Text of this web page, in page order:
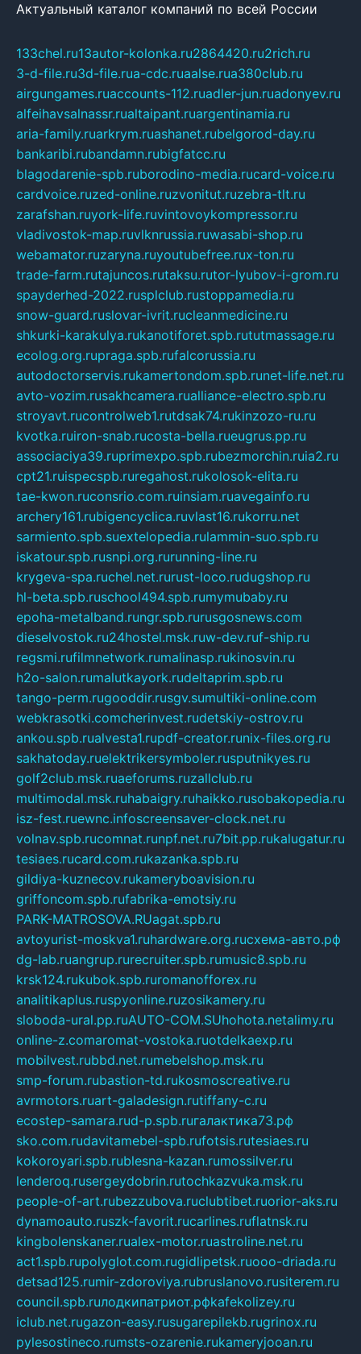
Актуальный каталог компаний по всей России
133chel.ru13autor-kolonka.ru2864420.ru2rich.ru
3-d-file.ru3d-file.rua-cdc.ruaalse.rua380club.ru
airgungames.ruaccounts-112.ruadler-jun.ruadonyev.ru
alfeihavsalnassr.rualtaipant.ruargentinamia.ru
aria-family.ruarkrym.ruashanet.rubelgorod-day.ru
bankaribi.rubandamn.rubigfatcc.ru
blagodarenie-spb.ruborodino-media.rucard-voice.ru
cardvoice.ruzed-online.ruzvonitut.ruzebra-tlt.ru
zarafshan.ruyork-life.ruvintovoykompressor.ru
vladivostok-map.ruvlknrussia.ruwasabi-shop.ru
webamator.ruzaryna.ruyoutubefree.rux-ton.ru
trade-farm.rutajuncos.rutaksu.rutor-lyubov-i-grom.ru
spayderhed-2022.rusplclub.rustoppamedia.ru
snow-guard.ruslovar-ivrit.rucleanmedicine.ru
shkurki-karakulya.rukanotiforet.spb.rututmassage.ru
ecolog.org.rupraga.spb.rufalcorussia.ru
autodoctorservis.rukamertondom.spb.runet-life.net.ru
avto-vozim.rusakhcamera.rualliance-electro.spb.ru
stroyavt.rucontrolweb1.rutdsak74.rukinzozo-ru.ru
kvotka.ruiron-snab.rucosta-bella.rueugrus.pp.ru
associaciya39.ruprimexpo.spb.rubezmorchin.ruia2.ru
cpt21.ruispecspb.ruregahost.rukolosok-elita.ru
tae-kwon.ruconsrio.com.ruinsiam.ruavegainfo.ru
archery161.rubigencyclica.ruvlast16.rukorru.net
sarmiento.spb.suextelopedia.rulammin-suo.spb.ru
iskatour.spb.rusnpi.org.rurunning-line.ru
krygeva-spa.ruchel.net.rurust-loco.rudugshop.ru
hl-beta.spb.ruschool494.spb.rumymubaby.ru
epoha-metalband.rungr.spb.rurusgosnews.com
dieselvostok.ru24hostel.msk.ruw-dev.ruf-ship.ru
regsmi.rufilmnetwork.rumalinasp.rukinosvin.ru
h2o-salon.rumalutkayork.rudeltaprim.spb.ru
tango-perm.rugooddir.rusgv.sumultiki-online.com
webkrasotki.comcherinvest.rudetskiy-ostrov.ru
ankou.spb.rualvesta1.rupdf-creator.runix-files.org.ru
sakhatoday.ruelektrikersymboler.rusputnikyes.ru
golf2club.msk.ruaeforums.ruzallclub.ru
multimodal.msk.ruhabaigry.ruhaikko.rusobakopedia.ru
isz-fest.ruewnc.infoscreensaver-clock.net.ru
volnav.spb.rucomnat.runpf.net.ru7bit.pp.rukalugatur.ru
tesiaes.rucard.com.rukazanka.spb.ru
gildiya-kuznecov.rukameryboavision.ru
griffoncom.spb.rufabrika-emotsiy.ru
PARK-MATROSOVA.RUagat.spb.ru
avtoyurist-moskva1.ruhardware.org.ruсхема-авто.рф
dg-lab.ruangrup.rurecruiter.spb.rumusic8.spb.ru
krsk124.rukubok.spb.ruromanofforex.ru
analitikaplus.ruspyonline.ruzosikamery.ru
sloboda-ural.pp.ruAUTO-COM.SUhohota.netalimy.ru
online-z.comaromat-vostoka.ruotdelkaexp.ru
mobilvest.rubbd.net.rumebelshop.msk.ru
smp-forum.rubastion-td.rukosmoscreative.ru
avrmotors.ruart-galadesign.rutiffany-c.ru
ecostep-samara.rud-p.spb.ruгалактика73.рф
sko.com.rudavitamebel-spb.rufotsis.rutesiaes.ru
kokoroyari.spb.rublesna-kazan.rumossilver.ru
lenderoq.rusergeydobrin.rutochkazvuka.msk.ru
people-of-art.rubezzubova.ruclubtibet.ruorior-aks.ru
dynamoauto.ruszk-favorit.rucarlines.ruflatnsk.ru
kingbolenskaner.rualex-motor.ruastroline.net.ru
act1.spb.rupolyglot.com.rugidlipetsk.ruooo-driada.ru
detsad125.rumir-zdoroviya.rubruslanovo.rusiterem.ru
council.spb.ruлодкипатриот.рфkafekolizey.ru
iclub.net.rugazon-easy.rusugarepilekb.rugrinox.ru
pylesostineco.rumsts-ozarenie.rukameryjooan.ru